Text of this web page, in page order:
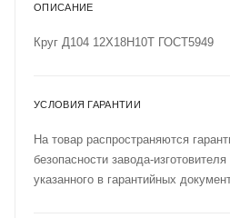
ОПИСАНИЕ
Круг Д104 12Х18Н10Т ГОСТ5949
УСЛОВИЯ ГАРАНТИИ
На товар распространяются
безопасности завода-изготовителя
указанного в гарантийных